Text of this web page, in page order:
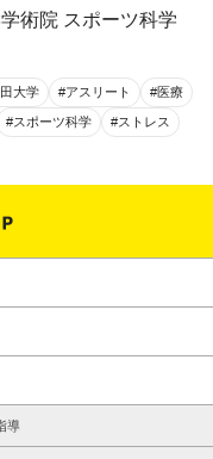
術院 スポーツ科学
大学 #アスリート #医療
#スポーツ科学 #ストレス
導